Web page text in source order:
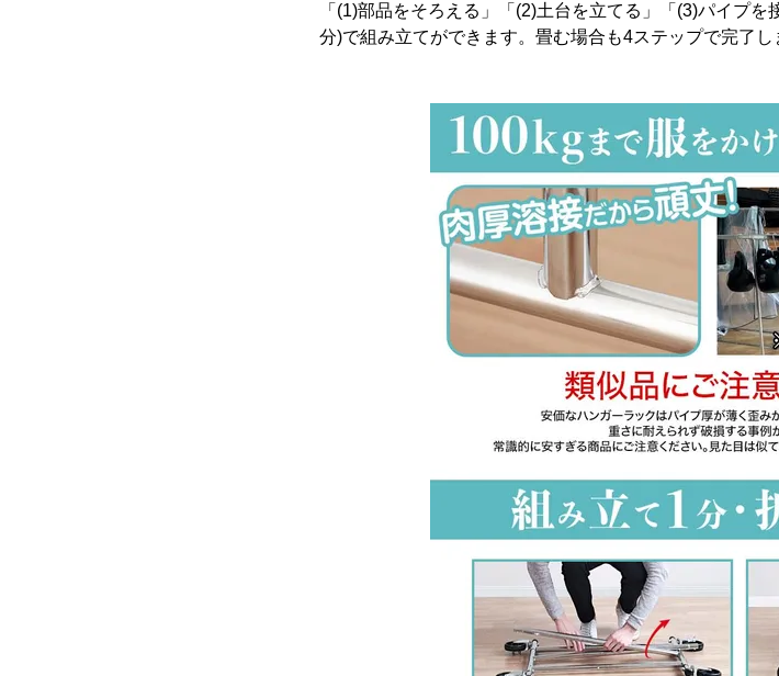
「(1)部品をそろえる」「(2)土台を立てる」「(3)パイプ
分)で組み立てができます。畳む場合も4ステップで完了し